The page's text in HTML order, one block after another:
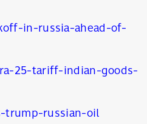
in-russia-ahead-of-
25-tariff-indian-goods-
russian-oil